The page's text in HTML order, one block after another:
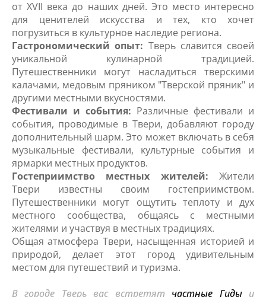
от XVII века до наших дней. Это место интересно
для ценителей искусства и тех, кто хочет
погрузиться в культурное наследие региона.
Гастрономический опыт: Тверь славится своей
уникальной кулинарной традицией.
Путешественники могут насладиться тверскими
калачами, медовым пряником "Тверской пряник" и
другими местными вкусностями.
Фестивали и события: Различные фестивали и
события, проводимые в Твери, добавляют городу
дополнительный шарм. Это может включать в себя
музыкальные фестивали, культурные события и
ярмарки местных продуктов.
Гостеприимство местных жителей: Жители
Твери известны своим гостеприимством.
Путешественники могут ощутить теплоту и дух
местного сообщества, общаясь с местными
жителями и участвуя в местных традициях.
Общая атмосфера Твери, насыщенная историей и
природой, делает этот город удивительным
местом для путешествий и туризма.
В городе Тверь вас встретят частные Гидыи